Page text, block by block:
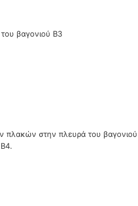
βαγονιού Β3
πλακών στην πλευρά του βαγονιού
Β4.